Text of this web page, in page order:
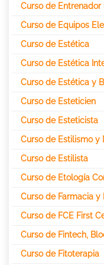
Curso de Entrenador
Curso de Equipos
Curso de Estética
Curso de Estética
Curso de Estética y
Curso de Esteticien
Curso de Esteticista
Curso de Estilismo y
Curso de Estilista
Curso de Etología
Curso de Farmacia y
Curso de FCE First
Curso de Fintech,
Curso de Fitoterapia